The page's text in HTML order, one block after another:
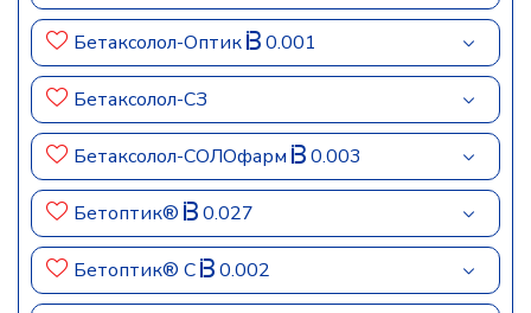
Бетаксолол-Оптик 0.001
Бетаксолол-СЗ
Бетаксолол-СОЛОфарм 0.003
Бетоптик® 0.027
Бетоптик® С 0.002